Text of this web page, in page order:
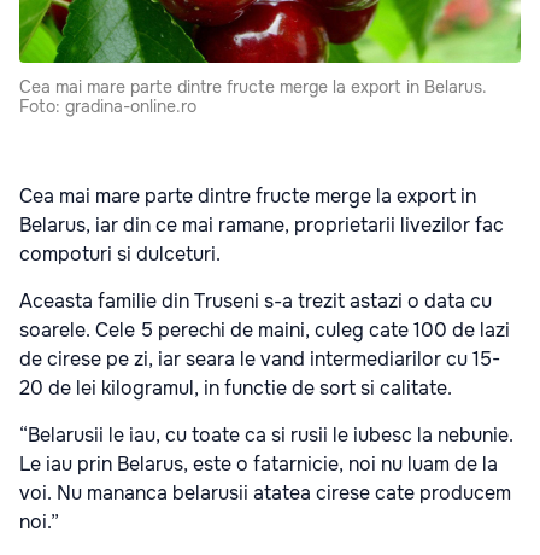
Cea mai mare parte dintre fructe merge la export in Belarus.
Foto: gradina-online.ro
Cea mai mare parte dintre fructe merge la export in
Belarus, iar din ce mai ramane, proprietarii livezilor fac
compoturi si dulceturi.
Aceasta familie din Truseni s-a trezit astazi o data cu
soarele. Cele 5 perechi de maini, culeg cate 100 de lazi
de cirese pe zi, iar seara le vand intermediarilor cu 15-
20 de lei kilogramul, in functie de sort si calitate.
“Belarusii le iau, cu toate ca si rusii le iubesc la nebunie.
Le iau prin Belarus, este o fatarnicie, noi nu luam de la
voi. Nu mananca belarusii atatea cirese cate producem
noi.”